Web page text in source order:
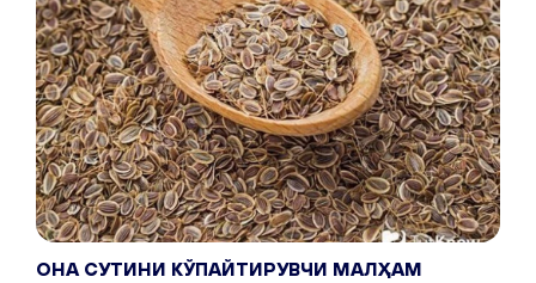
ОНА СУТИНИ КЎПАЙТИРУВЧИ МАЛҲАМ